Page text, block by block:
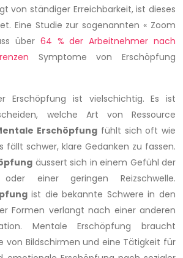
von ständiger Erreichbarkeit, ist dieses
Eine Studie zur sogenannten « Zoom
über 64 % der Arbeitnehmer nach
Symptome von Erschöpfung
Erschöpfung ist vielschichtig. Es ist
welche Art von Ressource
Erschöpfung fühlt sich oft wie
fällt schwer, klare Gedanken zu fassen.
äussert sich in einem Gefühl der
einer geringen Reizschwelle.
ist die bekannte Schwere in den
Formen verlangt nach einer anderen
Mentale Erschöpfung braucht
von Bildschirmen und eine Tätigkeit für